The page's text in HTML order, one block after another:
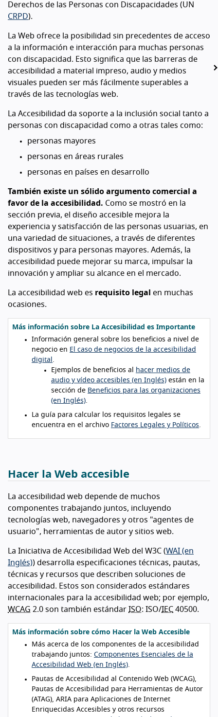
Derechos de las Personas con Discapacidades (UN
CRPD).
La Web ofrece la posibilidad sin precedentes de acceso
a la información e interacción para muchas personas
con discapacidad. Esto significa que las barreras de
accesibilidad a material impreso, audio y medios
visuales pueden ser más fácilmente superables a
través de las tecnologías web.
La Accesibilidad da soporte a la inclusión social tanto a
personas con discapacidad como a otras tales como:
personas mayores
personas en áreas rurales
personas en países en desarrollo
También existe un sólido argumento comercial a
favor de la accesibilidad. Como se mostró en la
sección previa, el diseño accesible mejora la
experiencia y satisfacción de las personas usuarias, en
una variedad de situaciones, a través de diferentes
dispositivos y para personas mayores. Además, la
accesibilidad puede mejorar su marca, impulsar la
innovación y ampliar su alcance en el mercado.
La accesibilidad web es requisito legal
en muchas
ocasiones.
Más información sobre La Accesibilidad es Importante
Información general sobre los beneficios a nivel de
negocio en El caso de negocios de la accesibilidad
digital
Ejemplos de beneficios al
hacer medios de
audio y vídeo accesibles (en Inglés) están en la
sección de Beneficios para las organizaciones
(en Inglés)
La guía para calcular los requisitos legales se
encuentra en el archivo Factores Legales y Políticos
Hacer la Web accesible
La accesibilidad web depende de muchos
componentes trabajando juntos, incluyendo
tecnologías web, navegadores y otros "agentes de
usuario", herramientas de autor y sitios web.
La Iniciativa de Accesibilidad Web del W3C (WAI (en
Inglés)) desarrolla especificaciones técnicas, pautas,
técnicas y recursos que describen soluciones de
accesibilidad. Estos son considerados estándares
internacionales para la accesibilidad web; por ejemplo,
WCAG 2.0 son también estándar ISO: ISO/IEC 40500.
Más información sobre cómo Hacer la Web Accesible
Más acerca de los componentes de la accesibilidad
trabajando juntos: Componentes Esenciales de la
Accesibilidad Web (en Inglés)
Pautas de Accesibilidad al Contenido Web (WCAG),
Pautas de Accesibilidad para Herramientas de Autor
(ATAG), ARIA para Aplicaciones de Internet
Enriquecidas Accesibles y otros recursos